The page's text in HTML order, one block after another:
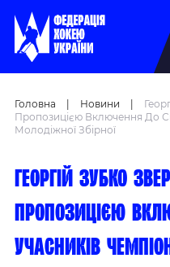
Головна Новини
Пропозицією Включення До
Молодіжної Збірної
Георгій Зубко
пропозицією
учасників